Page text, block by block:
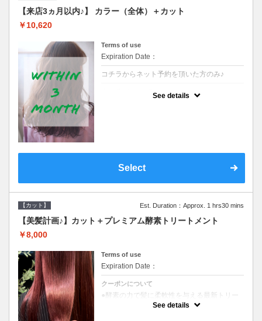
【来店3ヵ月以内♪】 カラー（全体）＋カット
￥10,620
Terms of use
Expiration Date：
コチラからネット予約を頂いた方のみ♪
See details
Select
【カット】 Est. Duration：Approx. 1 hrs30 mins
【美髪計画♪】カット＋プレミアム酵素トリートメント
￥8,000
Terms of use
Expiration Date：
クーポンについて
●酵素の力で髪に柔軟性を与える最新トリー
トメント●ＳＢ込●長さ料金あり《こちらのク
ーポンご利用のお客様のみ》オリジナル酵素
See details